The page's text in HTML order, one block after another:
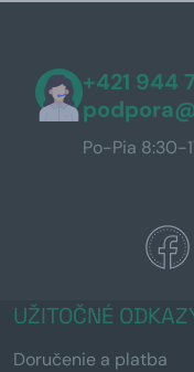
+421 944
Po-Pia 8:30-
UŽITOČNÉ
Doručenie a platba